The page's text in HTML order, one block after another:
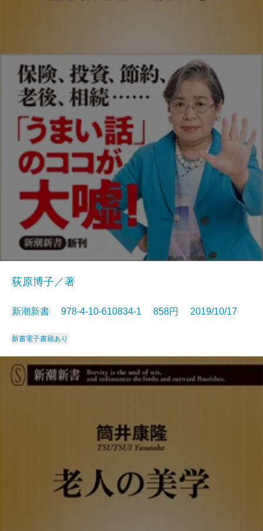
荻原博子／著
新潮新書 978-4-10-610834-1 858円 2019/10/17
新書電子書籍あり